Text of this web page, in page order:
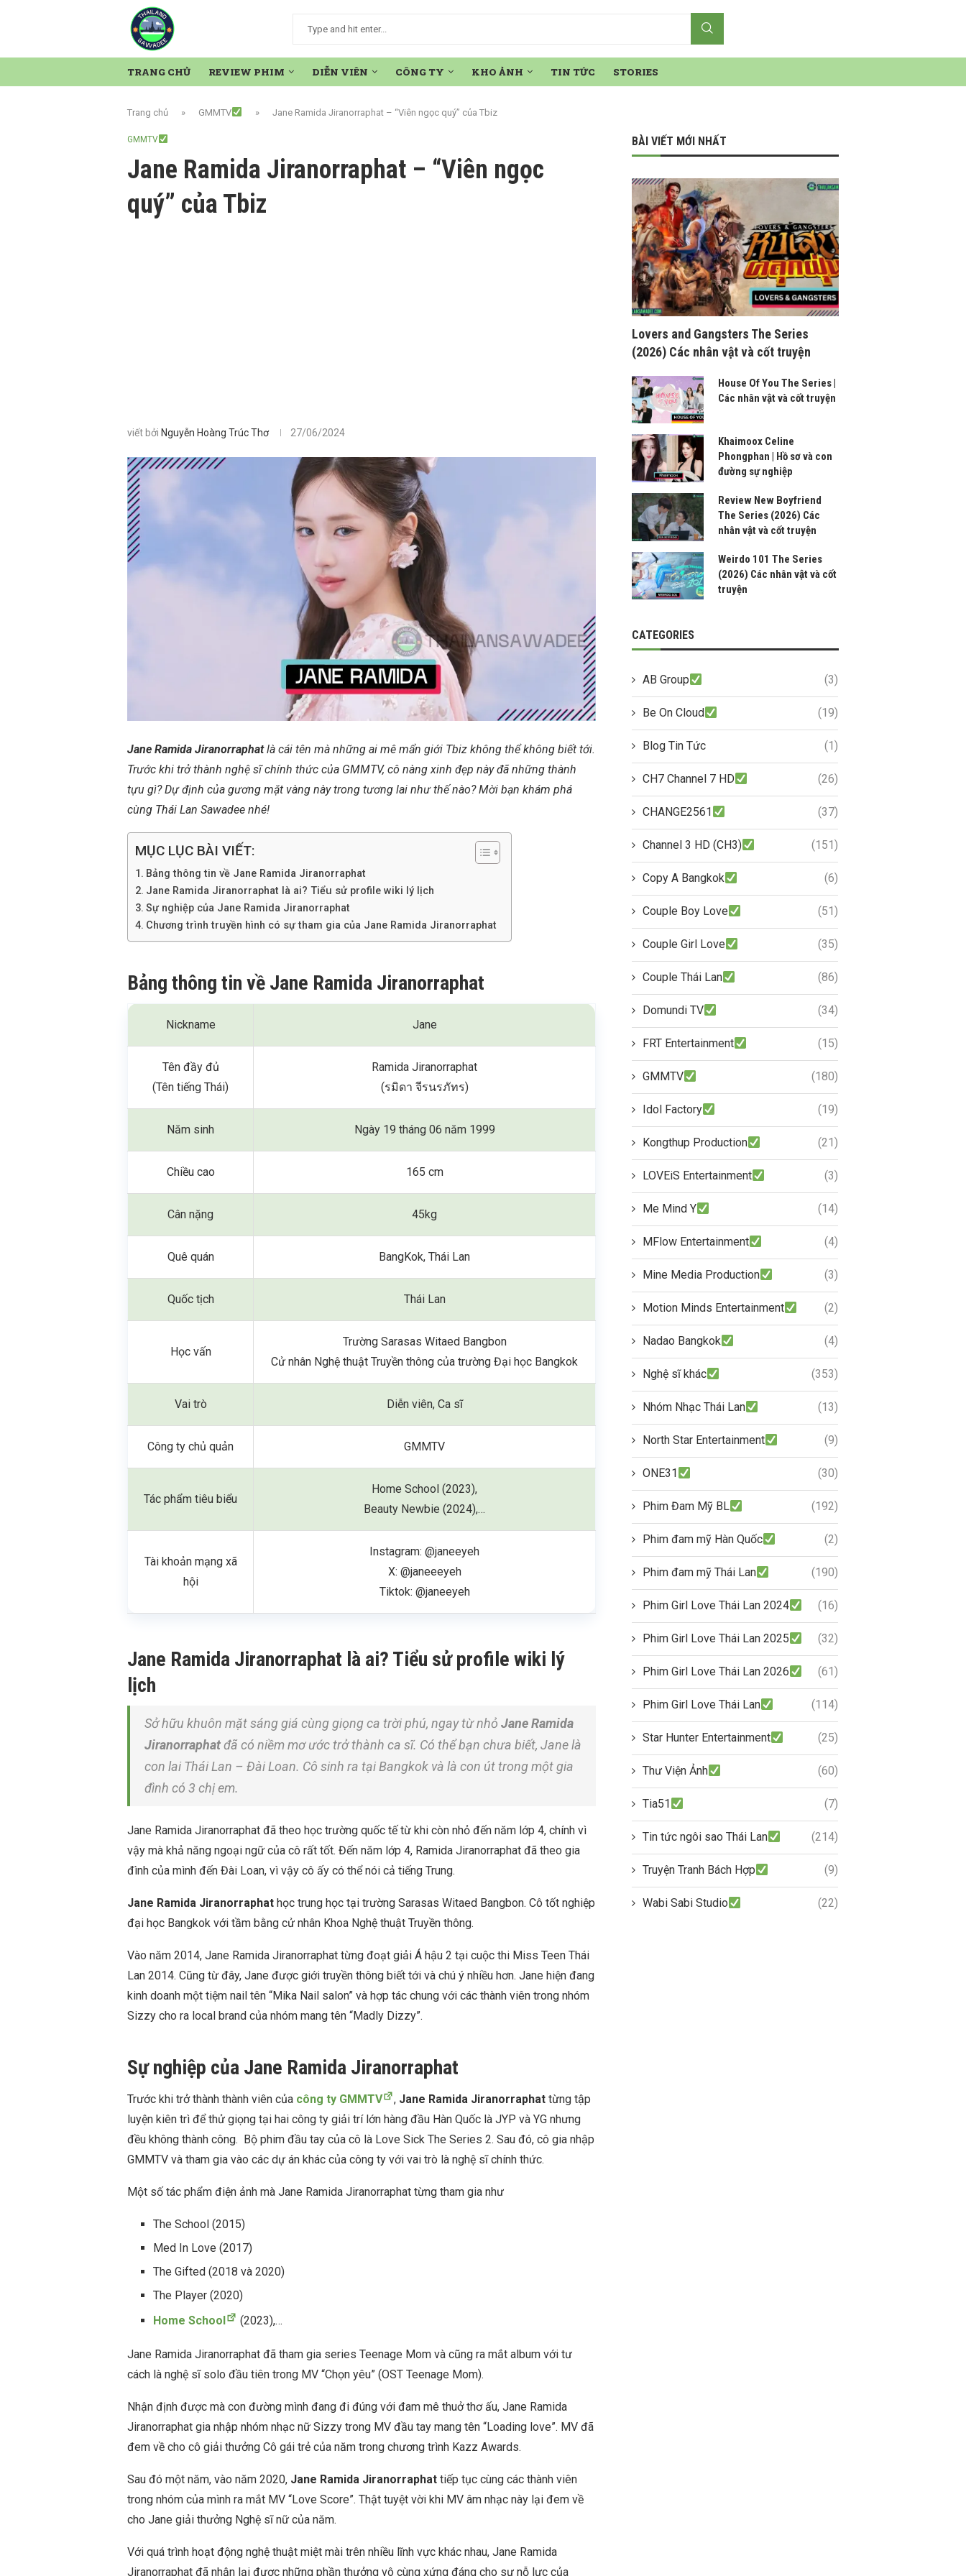
TRANG CHỦ REVIEW PHIM DIỄN VIÊN CÔNG TY KHO ẢNH TIN TỨC STORIES
Trang chủ » GMMTV » Jane Ramida Jiranorraphat – “Viên ngọc quý” của Tbiz
GMMTV
Jane Ramida Jiranorraphat – “Viên ngọc
quý” của Tbiz
viết bởi Nguyễn Hoàng Trúc Thơ 27/06/2024
Jane Ramida Jiranorraphatlà cái tên mà những ai mê mẩn giới Tbiz không thể không biết tới.
Trước khi trở thành nghệ sĩ chính thức của GMMTV, cô nàng xinh đẹp này đã những thành
tựu gì? Dự định của gương mặt vàng này trong tương lai như thế nào? Mời bạn khám phá
cùng Thái Lan Sawadee nhé!
MỤC LỤC BÀI VIẾT:
Bảng thông tin về Jane Ramida Jiranorraphat
Jane Ramida Jiranorraphat là ai? Tiểu sử profile wiki lý lịch
Sự nghiệp của Jane Ramida Jiranorraphat
Chương trình truyền hình có sự tham gia của Jane Ramida Jiranorraphat
Bảng thông tin về Jane Ramida Jiranorraphat
Nickname Jane
Tên đầy đủ
(Tên tiếng Thái)
Ramida Jiranorraphat
(รมิดา จีรนรภัทร)
Năm sinh Ngày 19 tháng 06 năm 1999
Chiều cao 165 cm
Cân nặng 45kg
Quê quán BangKok, Thái Lan
Quốc tịch Thái Lan
Học vấn
Trường Sarasas Witaed Bangbon
Cử nhân Nghệ thuật Truyền thông của trường Đại học Bangkok
Vai trò Diễn viên, Ca sĩ
Công ty chủ quản GMMTV
Tác phẩm tiêu biểu
Home School (2023),
Beauty Newbie (2024),…
Tài khoản mạng xã
hội
Instagram: @janeeyeh
X: @janeeeyeh
Tiktok: @janeeyeh
Jane Ramida Jiranorraphat là ai? Tiểu sử profile wiki lý
lịch
Sở hữu khuôn mặt sáng giá cùng giọng ca trời phú, ngay từ nhỏ Jane Ramida
Jiranorraphatđã có niềm mơ ước trở thành ca sĩ. Có thể bạn chưa biết, Jane là
con lai Thái Lan – Đài Loan. Cô sinh ra tại Bangkok và là con út trong một gia
đình có 3 chị em.
Jane Ramida Jiranorraphat đã theo học trường quốc tế từ khi còn nhỏ đến năm lớp 4, chính vì
vậy mà khả năng ngoại ngữ của cô rất tốt. Đến năm lớp 4, Ramida Jiranorraphat đã theo gia
đình của mình đến Đài Loan, vì vậy cô ấy có thể nói cả tiếng Trung.
Jane Ramida Jiranorraphat học trung học tại trường Sarasas Witaed Bangbon. Cô tốt nghiệp
đại học Bangkok với tầm bằng cử nhân Khoa Nghệ thuật Truyền thông.
Vào năm 2014, Jane Ramida Jiranorraphat từng đoạt giải Á hậu 2 tại cuộc thi Miss Teen Thái
Lan 2014. Cũng từ đây, Jane được giới truyền thông biết tới và chú ý nhiều hơn. Jane hiện đang
kinh doanh một tiệm nail tên “Mika Nail salon” và hợp tác chung với các thành viên trong nhóm
Sizzy cho ra local brand của nhóm mang tên “Madly Dizzy”.
Sự nghiệp của Jane Ramida Jiranorraphat
Trước khi trở thành thành viên của công ty GMMTV , Jane Ramida Jiranorraphat từng tập
luyện kiên trì để thử giọng tại hai công ty giải trí lớn hàng đầu Hàn Quốc là JYP và YG nhưng
đều không thành công. Bộ phim đầu tay của cô là Love Sick The Series 2. Sau đó, cô gia nhập
GMMTV và tham gia vào các dự án khác của công ty với vai trò là nghệ sĩ chính thức.
Một số tác phẩm điện ảnh mà Jane Ramida Jiranorraphat từng tham gia như
The School (2015)
Med In Love (2017)
The Gifted (2018 và 2020)
The Player (2020)
Home School
(2023),…
Jane Ramida Jiranorraphat đã tham gia series Teenage Mom và cũng ra mắt album với tư
cách là nghệ sĩ solo đầu tiên trong MV “Chọn yêu” (OST Teenage Mom).
Nhận định được mà con đường mình đang đi đúng với đam mê thuở thơ ấu, Jane Ramida
Jiranorraphat gia nhập nhóm nhạc nữ Sizzy trong MV đầu tay mang tên “Loading love”. MV đã
đem về cho cô giải thưởng Cô gái trẻ của năm trong chương trình Kazz Awards.
Sau đó một năm, vào năm 2020, Jane Ramida Jiranorraphat tiếp tục cùng các thành viên
trong nhóm của mình ra mắt MV “Love Score”. Thật tuyệt vời khi MV âm nhạc này lại đem về
cho Jane giải thưởng Nghệ sĩ nữ của năm.
Với quá trình hoạt động nghệ thuật miệt mài trên nhiều lĩnh vực khác nhau, Jane Ramida
Jiranorraphat đã nhận lại được những phần thưởng vô cùng xứng đáng cho sự nỗ lực của
BÀI VIẾT MỚI NHẤT
Lovers and Gangsters The Series
(2026) Các nhân vật và cốt truyện
House Of You The Series |
Các nhân vật và cốt truyện
Khaimoox Celine
Phongphan | Hồ sơ và con
đường sự nghiệp
Review New Boyfriend
The Series (2026) Các
nhân vật và cốt truyện
Weirdo 101 The Series
(2026) Các nhân vật và cốt
truyện
CATEGORIES
AB Group (3)
Be On Cloud (19)
Blog Tin Tức (1)
CH7 Channel 7 HD (26)
CHANGE2561 (37)
Channel 3 HD (CH3) (151)
Copy A Bangkok (6)
Couple Boy Love (51)
Couple Girl Love (35)
Couple Thái Lan (86)
Domundi TV (34)
FRT Entertainment (15)
GMMTV (180)
Idol Factory (19)
Kongthup Production (21)
LOVEiS Entertainment (3)
Me Mind Y (14)
MFlow Entertainment (4)
Mine Media Production (3)
Motion Minds Entertainment (2)
Nadao Bangkok (4)
Nghệ sĩ khác (353)
Nhóm Nhạc Thái Lan (13)
North Star Entertainment (9)
ONE31 (30)
Phim Đam Mỹ BL (192)
Phim đam mỹ Hàn Quốc (2)
Phim đam mỹ Thái Lan (190)
Phim Girl Love Thái Lan 2024 (16)
Phim Girl Love Thái Lan 2025 (32)
Phim Girl Love Thái Lan 2026 (61)
Phim Girl Love Thái Lan (114)
Star Hunter Entertainment (25)
Thư Viện Ảnh (60)
Tia51 (7)
Tin tức ngôi sao Thái Lan (214)
Truyện Tranh Bách Hợp (9)
Wabi Sabi Studio (22)